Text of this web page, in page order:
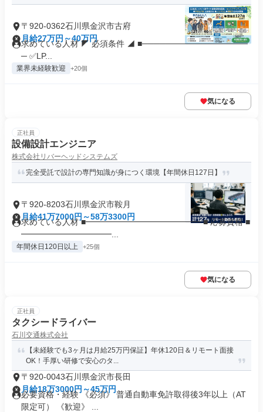
〒920-0362石川県金沢市古府
月給27万円～40万円
求めている人材 ◤ 必須条件 ◢ ■──────────────────
─ ✅LP...
業界未経験歓迎 +20個
気になる
正社員
設備設計エンジニア
株式会社リバーヘッドシステムズ
完全受託で設計の専門知識が身につく環境【年間休日127日】
〒920-8203石川県金沢市鞍月
月給41万7000円～58万3300円
求めている人材 ■━━━━━━━━━━━━━━ ■ 応募資格 ■
━━━━━━━━━━━...
年間休日120日以上 +25個
気になる
正社員
タクシードライバー
石川交通株式会社
【未経験でも3ヶ月は月給25万円保証】年休120日＆リモート面接
OK！手厚い研修で安心のタ...
〒920-0043石川県金沢市長田
月給18万3000円～45万円
必要資格・経験 《必須》 普通自動車免許取得後3年以上（AT
限定可） 《歓迎》 ...